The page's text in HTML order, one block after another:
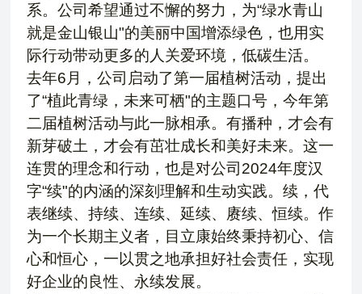
系。公司希望通过不懈的努力，为“绿水青山
就是金山银山"的美丽中国增添绿色，也用实
际行动带动更多的人关爱环境，低碳生活。
去年6月，公司启动了第一届植树活动，提出
了“植此青绿，未来可栖"的主题口号，今年第
二届植树活动与此一脉相承。有播种，才会有
新芽破土，才会有茁壮成长和美好未来。这一
连贯的理念和行动，也是对公司2024年度汉
字“续"的内涵的深刻理解和生动实践。续，代
表继续、持续、连续、延续、赓续、恒续。作
为一个长期主义者，目立康始终秉持初心、信
心和恒心，一以贯之地承担好社会责任，实现
好企业的良性、永续发展。